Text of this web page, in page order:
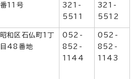
番11号
321-
5511
321-
5512
昭和区石仏町1丁
目48番地
052-
852-
1144
052-
852-
1143